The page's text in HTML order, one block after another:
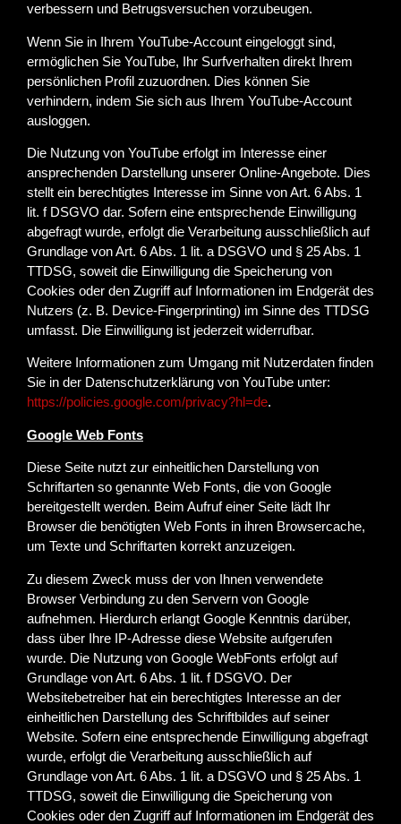
verbessern und Betrugsversuchen vorzubeugen.
Wenn Sie in Ihrem YouTube-Account eingeloggt sind,
ermöglichen Sie YouTube, Ihr Surfverhalten direkt Ihrem
persönlichen Profil zuzuordnen. Dies können Sie
verhindern, indem Sie sich aus Ihrem YouTube-Account
ausloggen.
Die Nutzung von YouTube erfolgt im Interesse einer
ansprechenden Darstellung unserer Online-Angebote. Dies
stellt ein berechtigtes Interesse im Sinne von Art. 6 Abs. 1
lit. f DSGVO dar. Sofern eine entsprechende Einwilligung
abgefragt wurde, erfolgt die Verarbeitung ausschließlich auf
Grundlage von Art. 6 Abs. 1 lit. a DSGVO und § 25 Abs. 1
TTDSG, soweit die Einwilligung die Speicherung von
Cookies oder den Zugriff auf Informationen im Endgerät des
Nutzers (z. B. Device-Fingerprinting) im Sinne des TTDSG
umfasst. Die Einwilligung ist jederzeit widerrufbar.
Weitere Informationen zum Umgang mit Nutzerdaten finden
Sie in der Datenschutzerklärung von YouTube unter:
https://policies.google.com/privacy?hl=de.
Google Web Fonts
Diese Seite nutzt zur einheitlichen Darstellung von
Schriftarten so genannte Web Fonts, die von Google
bereitgestellt werden. Beim Aufruf einer Seite lädt Ihr
Browser die benötigten Web Fonts in ihren Browsercache,
um Texte und Schriftarten korrekt anzuzeigen.
Zu diesem Zweck muss der von Ihnen verwendete
Browser Verbindung zu den Servern von Google
aufnehmen. Hierdurch erlangt Google Kenntnis darüber,
dass über Ihre IP-Adresse diese Website aufgerufen
wurde. Die Nutzung von Google WebFonts erfolgt auf
Grundlage von Art. 6 Abs. 1 lit. f DSGVO. Der
Websitebetreiber hat ein berechtigtes Interesse an der
einheitlichen Darstellung des Schriftbildes auf seiner
Website. Sofern eine entsprechende Einwilligung abgefragt
wurde, erfolgt die Verarbeitung ausschließlich auf
Grundlage von Art. 6 Abs. 1 lit. a DSGVO und § 25 Abs. 1
TTDSG, soweit die Einwilligung die Speicherung von
Cookies oder den Zugriff auf Informationen im Endgerät des